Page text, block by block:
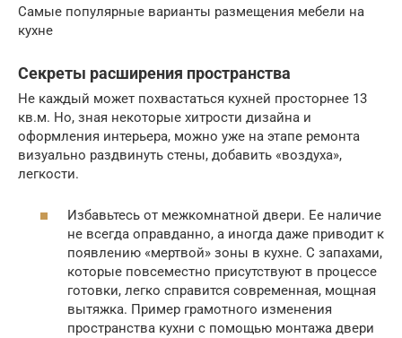
Самые популярные варианты размещения мебели на
кухне
Секреты расширения пространства
Не каждый может похвастаться кухней просторнее 13
кв.м. Но, зная некоторые хитрости дизайна и
оформления интерьера, можно уже на этапе ремонта
визуально раздвинуть стены, добавить «воздуха»,
легкости.
Избавьтесь от межкомнатной двери. Ее наличие
не всегда оправданно, а иногда даже приводит к
появлению «мертвой» зоны в кухне. С запахами,
которые повсеместно присутствуют в процессе
готовки, легко справится современная, мощная
вытяжка. Пример грамотного изменения
пространства кухни с помощью монтажа двери